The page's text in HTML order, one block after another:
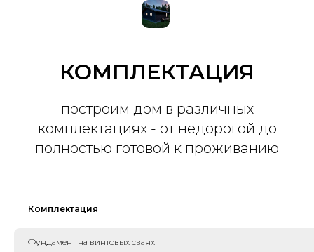
КОМПЛЕКТАЦИЯ
построим дом в различных
комплектациях - от недорогой до
полностью готовой к проживанию
Комплектация
Фундамент на винтовых сваях